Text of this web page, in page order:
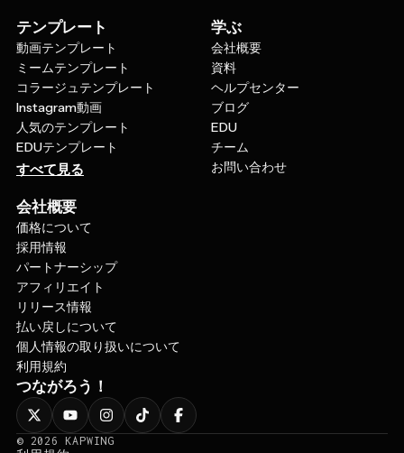
テンプレート
動画テンプレート
ミームテンプレート
コラージュテンプレート
Instagram動画
人気のテンプレート
EDUテンプレート
すべて見る
学ぶ
会社概要
資料
ヘルプセンター
ブログ
EDU
チーム
お問い合わせ
会社概要
価格について
採用情報
パートナーシップ
アフィリエイト
リリース情報
払い戻しについて
個人情報の取り扱いについて
利用規約
つながろう！
© 2026
KAPWING